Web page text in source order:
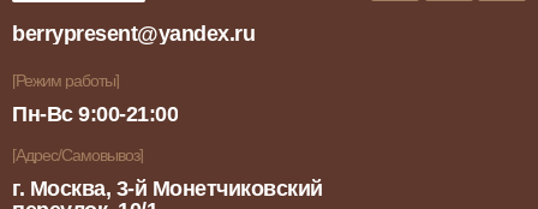
berrypresent@yandex.ru
Пн-Вс 9:00-21:00
[Режим работы]
г. Москва, 3-й Монетчиковский
[Адрес/Самовывоз]